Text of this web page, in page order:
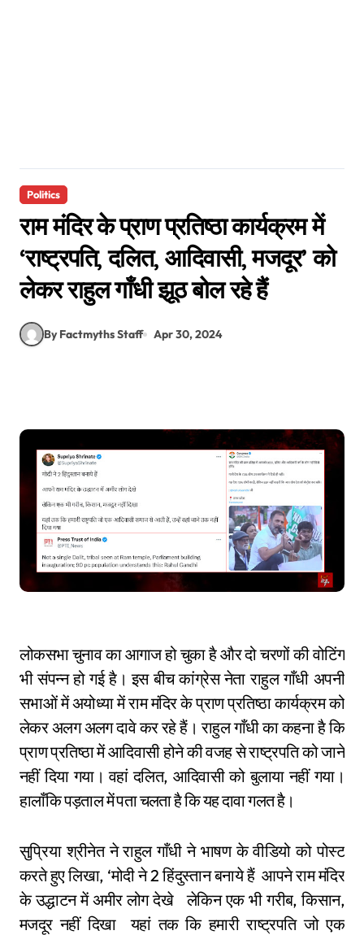
Politics
राम मंदिर के प्राण प्रतिष्ठा कार्यक्रम में
‘राष्ट्रपति, दलित, आदिवासी, मजदूर’ को
लेकर राहुल गाँधी झूठ बोल रहे हैं
By Factmyths Staff Apr 30, 2024
लोकसभा चुनाव का आगाज हो चुका है और दो चरणों की वोटिंग
भी संपन्न हो गई है। इस बीच कांग्रेस नेता राहुल गाँधी अपनी
सभाओं में अयोध्या में राम मंदिर के प्राण प्रतिष्ठा कार्यक्रम को
लेकर अलग अलग दावे कर रहे हैं। राहुल गाँधी का कहना है कि
प्राण प्रतिष्ठा में आदिवासी होने की वजह से राष्ट्रपति को जाने
नहीं दिया गया। वहां दलित, आदिवासी को बुलाया नहीं गया।
हालाँकि पड़ताल में पता चलता है कि यह दावा गलत है।
सुप्रिया श्रीनेत ने राहुल गाँधी ने भाषण के वीडियो को पोस्ट
करते हुए लिखा, ‘मोदी ने 2 हिंदुस्तान बनाये हैं आपने राम मंदिर
के उद्धाटन में अमीर लोग देखे लेकिन एक भी गरीब, किसान,
मजदूर नहीं दिखा यहां तक कि हमारी राष्ट्रपति जो एक